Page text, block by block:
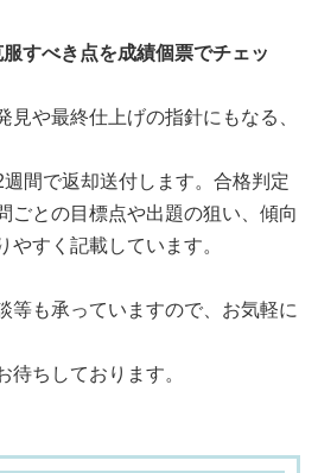
すべき点を成績個票でチェッ
見や最終仕上げの指針にもなる、
間で返却送付します。合格判定
ごとの目標点や出題の狙い、傾向
やすく記載しています。
等も承っていますので、お気軽に
待ちしております。